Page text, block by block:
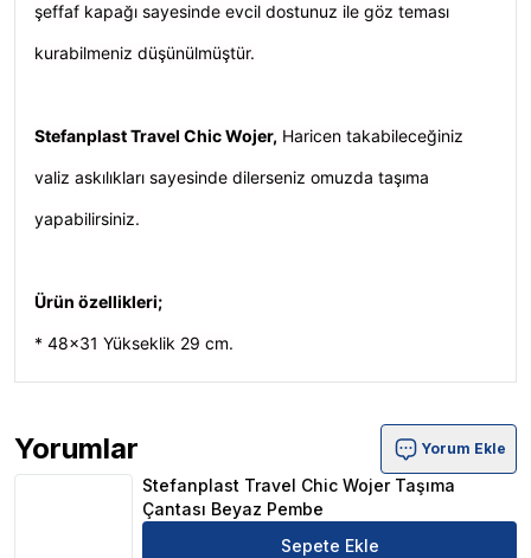
şeffaf kapağı sayesinde evcil dostunuz ile göz teması
kurabilmeniz düşünülmüştür.
Stefanplast Travel Chic Wojer, Haricen takabileceğiniz
valiz askılıkları sayesinde dilerseniz omuzda taşıma
yapabilirsiniz.
Ürün özellikleri;
* 48x31 Yükseklik 29 cm.
Yorumlar
Stefanplast Travel Chic Wojer Taşıma Çantası Beyaz
Yorum Ekle
Stefanplast Travel Chic Wojer Taşıma
Çantası Beyaz Pembe
Sepete Ekle